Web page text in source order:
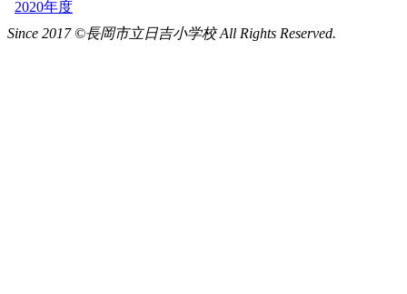
Since 2017 ©長岡市立日吉小学校 All Rights Reserved.